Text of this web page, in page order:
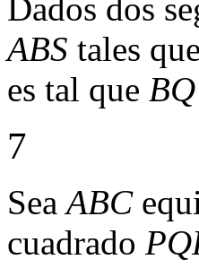
Dados dos
ABS tales
es tal que BQ
7
SeaABC
cuadrado